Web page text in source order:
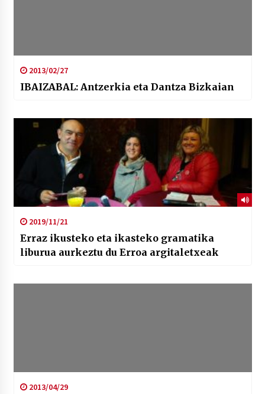
2013/02/27
IBAIZABAL: Antzerkia eta Dantza Bizkaian
2019/11/21
Erraz ikusteko eta ikasteko gramatika
liburua aurkeztu du Erroa argitaletxeak
2013/04/29